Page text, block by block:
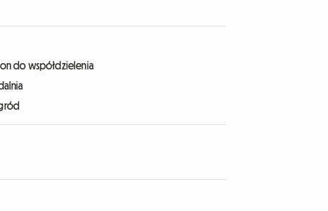
do współdzielenia